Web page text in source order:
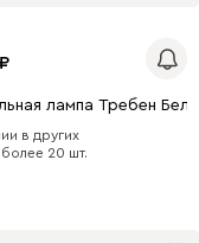
лампа Требен
в других
более 20 шт.